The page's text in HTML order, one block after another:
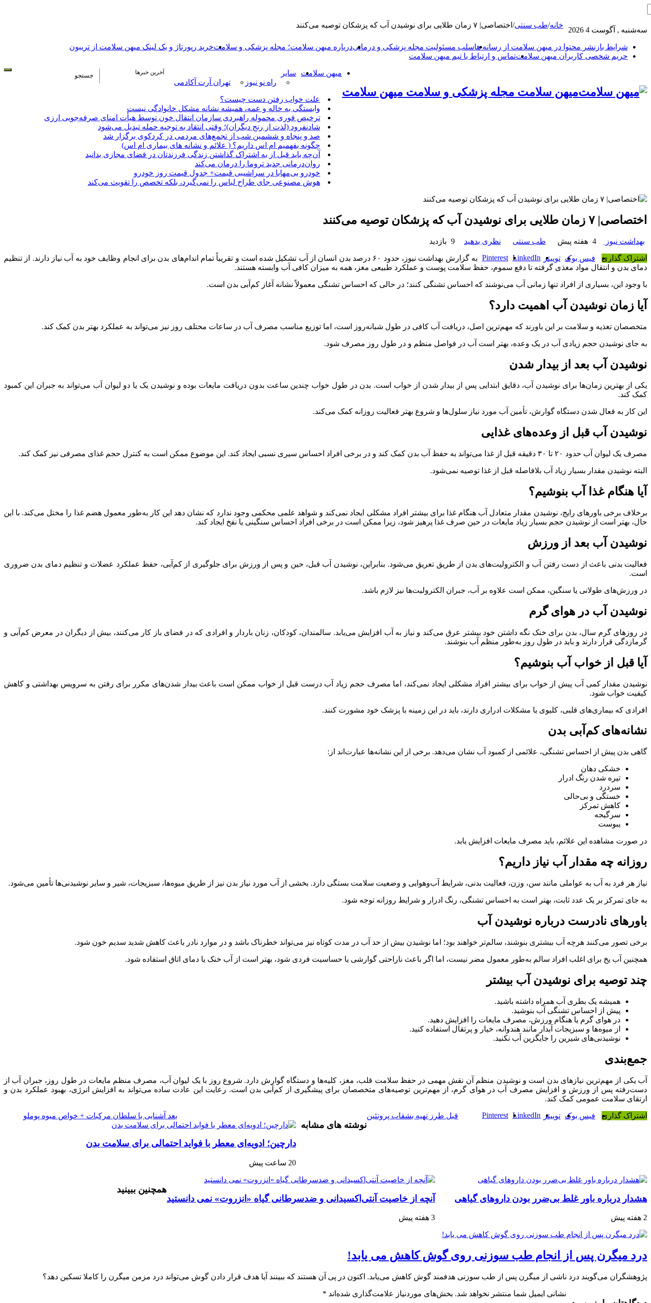
سه‌شنبه , آگوست 4 2026
شرایط بازنشر محتوا در میهن سلامت از رسانه هاسلب مسئولیت مجله پزشکی و درمانیدرباره میهن سلامت؛ مجله پزشکی و سلامتخرید رپورتاژ و بک لینک میهن سلامت از تریبون
حریم شخصی کاربران میهن سلامتتماس و ارتباط با تیم میهن سلامت
میهن سلامت مجله پزشکی و سلامت میهن سلامت
میهن سلامت
سایر
راه نو نیوز
تهران آرت آکادمی
آخرین خبرها
علت خواب رفتن دست چیست؟
وابستگی به خاله و عمه، همیشه نشانه مشکل خانوادگی نیست
ترخیص فوری محموله راهبردی سازمان انتقال خون توسط هیأت امنای صرفه‌جویی ارزی
شادنفرود (لذت از رنج دیگران)؛ وقتی انتقاد به توجیه حمله تبدیل می‌شود
صد و پنجاه‌ و ششمین شب از تجمع‌های مردمی در کردکوی برگزار شد
چگونه بفهمیم ام اس داریم؟ ( علائم و نشانه های بیماری ام اس)
آن‌چه باید قبل از به اشتراک گذاشتن زندگی فرزندتان در فضای مجازی بدانید
روان‌درمانی جدید تروما را درمان می‌کند
خودرو بی‌مهابا در سراشیبی قیمت+ جدول قیمت روز خودرو
هوش مصنوعی جای طراح لباس را نمی‌گیرد، بلکه تخصص را تقویت می‌کند
خانه/طب سنتی/ اختصاصی| ۷ زمان طلایی برای نوشیدن آب که پزشکان توصیه می‌کنند
اختصاصی| ۷ زمان طلایی برای نوشیدن آب که پزشکان توصیه می‌کنند
بهداشت نیوز 4 هفته پیش طب سنتی نظری بدهید 9 بازدید
اشتراک گذاری فیس بوک توییتر LinkedIn
Pinterest
به گزارش بهداشت نیوز، حدود ۶۰ درصد بدن انسان از آب تشکیل شده است و تقریباً تمام اندام‌های بدن برای انجام وظایف خود به آب نیاز دارند. از تنظیم
دمای بدن و انتقال مواد مغذی گرفته تا دفع سموم، حفظ سلامت پوست و عملکرد طبیعی مغز، همه به میزان کافی آب وابسته هستند.
با وجود این، بسیاری از افراد تنها زمانی آب می‌نوشند که احساس تشنگی کنند؛ در حالی که احساس تشنگی معمولاً نشانه آغاز کم‌آبی بدن است.
آیا زمان نوشیدن آب اهمیت دارد؟
متخصصان تغذیه و سلامت بر این باورند که مهم‌ترین اصل، دریافت آب کافی در طول شبانه‌روز است، اما توزیع مناسب مصرف آب در ساعات مختلف روز نیز می‌تواند به عملکرد بهتر بدن کمک کند.
به جای نوشیدن حجم زیادی آب در یک وعده، بهتر است آب در فواصل منظم و در طول روز مصرف شود.
نوشیدن آب بعد از بیدار شدن
یکی از بهترین زمان‌ها برای نوشیدن آب، دقایق ابتدایی پس از بیدار شدن از خواب است. بدن در طول خواب چندین ساعت بدون دریافت مایعات بوده و نوشیدن یک یا دو لیوان آب می‌تواند به جبران این کمبود
کمک کند.
این کار به فعال شدن دستگاه گوارش، تأمین آب مورد نیاز سلول‌ها و شروع بهتر فعالیت روزانه کمک می‌کند.
نوشیدن آب قبل از وعده‌های غذایی
مصرف یک لیوان آب حدود ۲۰ تا ۳۰ دقیقه قبل از غذا می‌تواند به حفظ آب بدن کمک کند و در برخی افراد احساس سیری نسبی ایجاد کند. این موضوع ممکن است به کنترل حجم غذای مصرفی نیز کمک کند.
البته نوشیدن مقدار بسیار زیاد آب بلافاصله قبل از غذا توصیه نمی‌شود.
آیا هنگام غذا آب بنوشیم؟
برخلاف برخی باورهای رایج، نوشیدن مقدار متعادل آب هنگام غذا برای بیشتر افراد مشکلی ایجاد نمی‌کند و شواهد علمی محکمی وجود ندارد که نشان دهد این کار به‌طور معمول هضم غذا را مختل می‌کند. با این
حال، بهتر است از نوشیدن حجم بسیار زیاد مایعات در حین صرف غذا پرهیز شود، زیرا ممکن است در برخی افراد احساس سنگینی یا نفخ ایجاد کند.
نوشیدن آب بعد از ورزش
فعالیت بدنی باعث از دست رفتن آب و الکترولیت‌های بدن از طریق تعریق می‌شود. بنابراین، نوشیدن آب قبل، حین و پس از ورزش برای جلوگیری از کم‌آبی، حفظ عملکرد عضلات و تنظیم دمای بدن ضروری
است.
در ورزش‌های طولانی یا سنگین، ممکن است علاوه بر آب، جبران الکترولیت‌ها نیز لازم باشد.
نوشیدن آب در هوای گرم
در روزهای گرم سال، بدن برای خنک نگه داشتن خود بیشتر عرق می‌کند و نیاز به آب افزایش می‌یابد. سالمندان، کودکان، زنان باردار و افرادی که در فضای باز کار می‌کنند، بیش از دیگران در معرض کم‌آبی و
گرمازدگی قرار دارند و باید در طول روز به‌طور منظم آب بنوشند.
آیا قبل از خواب آب بنوشیم؟
نوشیدن مقدار کمی آب پیش از خواب برای بیشتر افراد مشکلی ایجاد نمی‌کند، اما مصرف حجم زیاد آب درست قبل از خواب ممکن است باعث بیدار شدن‌های مکرر برای رفتن به سرویس بهداشتی و کاهش
کیفیت خواب شود.
افرادی که بیماری‌های قلبی، کلیوی یا مشکلات ادراری دارند، باید در این زمینه با پزشک خود مشورت کنند.
نشانه‌های کم‌آبی بدن
گاهی بدن پیش از احساس تشنگی، علائمی از کمبود آب نشان می‌دهد. برخی از این نشانه‌ها عبارت‌اند از:
خشکی دهان
تیره شدن رنگ ادرار
سردرد
خستگی و بی‌حالی
کاهش تمرکز
سرگیجه
یبوست
در صورت مشاهده این علائم، باید مصرف مایعات افزایش یابد.
روزانه چه مقدار آب نیاز داریم؟
نیاز هر فرد به آب به عواملی مانند سن، وزن، فعالیت بدنی، شرایط آب‌وهوایی و وضعیت سلامت بستگی دارد. بخشی از آب مورد نیاز بدن نیز از طریق میوه‌ها، سبزیجات، شیر و سایر نوشیدنی‌ها تأمین می‌شود.
به جای تمرکز بر یک عدد ثابت، بهتر است به احساس تشنگی، رنگ ادرار و شرایط روزانه توجه شود.
باورهای نادرست درباره نوشیدن آب
برخی تصور می‌کنند هرچه آب بیشتری بنوشند، سالم‌تر خواهند بود؛ اما نوشیدن بیش از حد آب در مدت کوتاه نیز می‌تواند خطرناک باشد و در موارد نادر باعث کاهش شدید سدیم خون شود.
همچنین آب یخ برای اغلب افراد سالم به‌طور معمول مضر نیست، اما اگر باعث ناراحتی گوارشی یا حساسیت فردی شود، بهتر است از آب خنک یا دمای اتاق استفاده شود.
چند توصیه برای نوشیدن آب بیشتر
همیشه یک بطری آب همراه داشته باشید.
پیش از احساس تشنگی آب بنوشید.
در هوای گرم یا هنگام ورزش، مصرف مایعات را افزایش دهید.
از میوه‌ها و سبزیجات آبدار مانند هندوانه، خیار و پرتقال استفاده کنید.
نوشیدنی‌های شیرین را جایگزین آب نکنید.
جمع‌بندی
آب یکی از مهم‌ترین نیازهای بدن است و نوشیدن منظم آن نقش مهمی در حفظ سلامت قلب، مغز، کلیه‌ها و دستگاه گوارش دارد. شروع روز با یک لیوان آب، مصرف منظم مایعات در طول روز، جبران آب از
دست‌رفته پس از ورزش و افزایش مصرف آب در هوای گرم، از مهم‌ترین توصیه‌های متخصصان برای پیشگیری از کم‌آبی بدن است. رعایت این عادت ساده می‌تواند به افزایش انرژی، بهبود عملکرد بدن و
ارتقای سلامت عمومی کمک کند.
اشتراک گذاری فیس بوک توییتر LinkedIn
Pinterest قبل طرز تهیه بشقاب پروتئین بعد آشنایی با سلطان مرکبات + خواص میوه پوملو
نوشته های مشابه
دارچین؛ ادویه‌ای معطر با فواید احتمالی برای سلامت بدن
20 ساعت پیش
هشدار درباره باور غلط بی‌ضرر بودن داروهای گیاهی
2 هفته پیش
آنچه از خاصیت آنتی‌اکسیدانی و ضدسرطانی گیاه «انزروت» نمی دانستید
3 هفته پیش
همچنین ببینید
درد میگرن پس از انجام طب سوزنی روی گوش کاهش می یابد!
پژوهشگران می‌گویند درد ناشی از میگرن پس از طب سوزنی هدفمند گوش کاهش می‌یابد. اکنون در پی آن هستند که ببینند آیا هدف قرار دادن گوش می‌تواند درد مزمن میگرن را کاملا تسکین دهد؟
نشانی ایمیل شما منتشر نخواهد شد. بخش‌های موردنیاز علامت‌گذاری شده‌اند *